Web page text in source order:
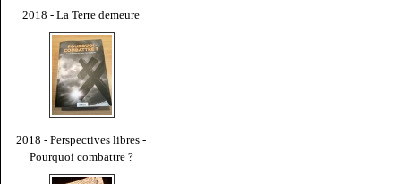
2018 - La Terre demeure
2018 - Perspectives libres -
Pourquoi combattre ?